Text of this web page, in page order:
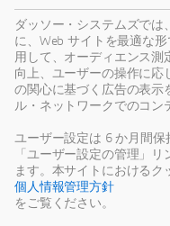
ダッソー・システムズでは
に、Web サイトを最適な
用して、オーディエンス測
向上、ユーザーの操作に応
の関心に基づく広告の表示
ル・ネットワークでのコン
ユーザー設定は 6 か月間
「ユーザー設定の管理」
ます。本サイトにおける
個人情報管理方針
をご覧ください。